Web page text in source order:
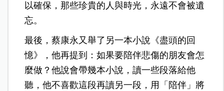
以確保，那些珍貴的人與時光，永遠不會被遺
忘。
最後，蔡康永又舉了另一本小說《盡頭的回
憶》，他再提到：如果要陪伴悲傷的朋友會怎
麼做？他說會帶幾本小說，讀一些段落給他
聽，他不喜歡這段再讀另一段，用「陪伴」將